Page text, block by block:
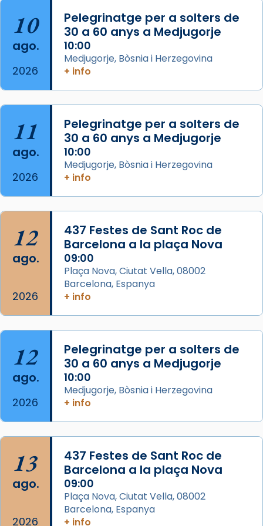
L’arquebisbe de Barcelona, el cardenal Joan
Josep Omella, ha presidit la missa i l’ha
concelebrat el bisbe auxiliar de Barcelona,
Mons. David Abadías.
📸 Dr. G. Simón
Foto
View on Facebook · Share
Arquebisbat de Barcelona
2 weeks ago
Acompanyant la història de sant Cugat, a
partir de l’Edat Mitjana sorgeix la tradició
que les santes Juliana (“relatiu a Júlia”) i
Semproniana (“relatiu a Semprònia =
eterna”) són deixebles seves. I l’any 1667, el
frare Joan Gaspar Roig, afirma en una obra
que les santes són filles de l’antiga Iluro.
Mataró en reivindicarà les relíq
Foto
View on Facebook ·
10
ago.
2026
Pelegrinatge per a solters de
30 a 60 anys a Medjugorje
10:00
Medjugorje, Bòsnia i Herzegovina
+ info
11
ago.
2026
Pelegrinatge per a solters de
30 a 60 anys a Medjugorje
10:00
Medjugorje, Bòsnia i Herzegovina
+ info
12
ago.
2026
437 Festes de Sant Roc de
Barcelona a la plaça Nova
09:00
Plaça Nova, Ciutat Vella, 08002
Barcelona, Espanya
+ info
12
ago.
2026
Pelegrinatge per a solters de
30 a 60 anys a Medjugorje
10:00
Medjugorje, Bòsnia i Herzegovina
+ info
13
ago.
2026
437 Festes de Sant Roc de
Barcelona a la plaça Nova
09:00
Plaça Nova, Ciutat Vella, 08002
Barcelona, Espanya
+ info